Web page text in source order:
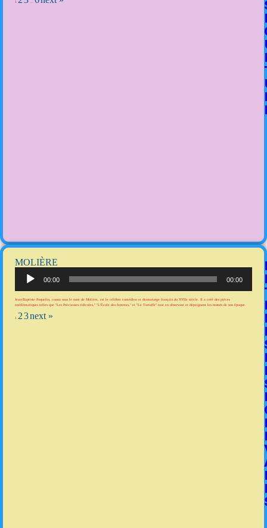
1
MOLIÈRE
00:00 00:00
Jean-Baptiste Poquelin, connu sous le nom de Molière, est le célèbre comédien et dramaturge français du XVIIe siècle. Il a créé des pièces
emblématiques telles que "Les Précieuses ridicules," "L'École des femmes," et "Le Tartuffe" tout en observant et dépeignant les mœurs de son époque.
1 23next »